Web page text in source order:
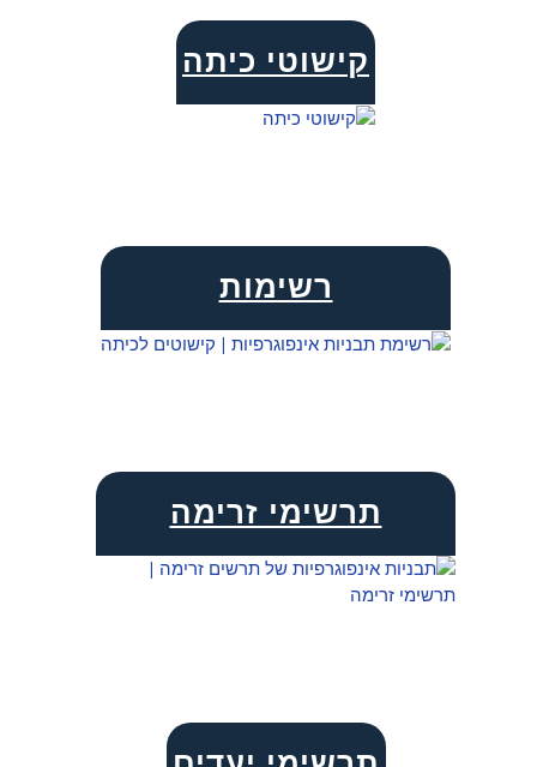
קישוטי כיתה
רשימות
תרשימי זרימה